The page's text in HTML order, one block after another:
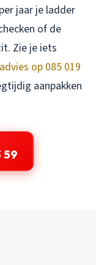
jaar je ladder
of de
Zie je iets
op 085 019
aanpakken
59